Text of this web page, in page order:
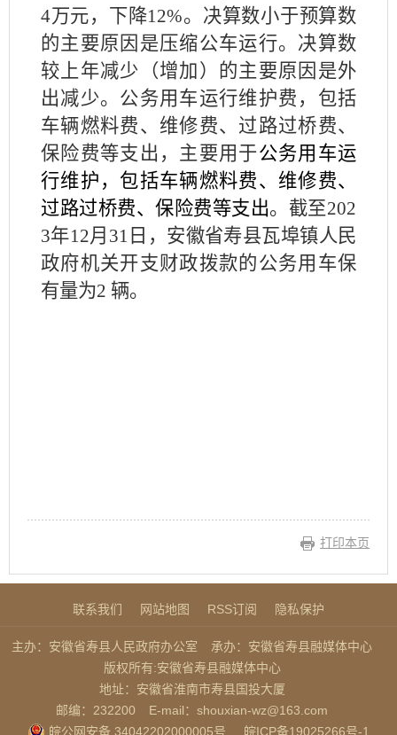
4万元，下降12%。决算数小于预算数
的主要原因是压缩公车运行。决算数
较上年减少（增加）的主要原因是外
出减少。公务用车运行维护费，包括
车辆燃料费、维修费、过路过桥费、
保险费等支出，主要用于公务用车运
行维护，包括车辆燃料费、维修费、
过路过桥费、保险费等支出。截至202
3年12月31日，安徽省寿县瓦埠镇人民
政府机关开支财政拨款的公务用车保
有量为2 辆。
打印本页
联系我们 网站地图 RSS订阅 隐私保护
主办：安徽省寿县人民政府办公室
承办：安徽省寿县融媒体中心
版权所有:安徽省寿县融媒体中心
地址：安徽省淮南市寿县国投大厦
邮编：232200
E-mail：shouxian-wz@163.com
皖公网安备 34042202000005号
皖ICP备19025266号-1